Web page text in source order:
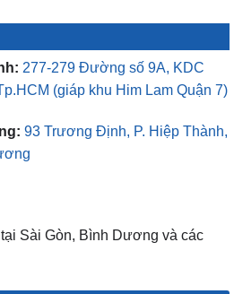
277-279 Đường số 9A, KDC
(giáp khu Him Lam Quận 7)
93 Trương Định, P. Hiệp Thành,
Sài Gòn, Bình Dương và các